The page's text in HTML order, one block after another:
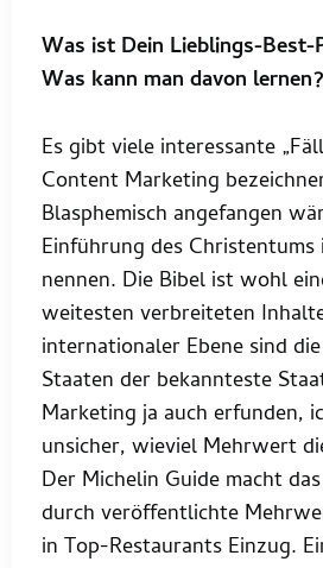
Was ist Dein Lieblings-Best-
Was kann man davon lernen?
Es gibt viele interessante
Content Marketing
Blasphemisch angefangen
Einführung des Christentums
nennen. Die Bibel ist wohl
weitesten verbreiteten
internationaler Ebene sind
Staaten der bekannteste
Marketing ja auch erfunden,
unsicher, wieviel Mehrwert
Der Michelin Guide macht
durch veröffentlichte
in Top-Restaurants Einzug.